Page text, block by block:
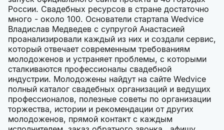
России. Свадебных ресурсов в стране достаточно
много - около 100. Основатели стартапа Wedvice
Владислав Медведев с супругой Анастасией
проанализировали каждый из них и создали сервис,
который отвечает современным требованиям
молодоженов и устраняет проблемы, с которыми
сталкиваются профессионалы свадебной
индустрии. Молодожены найдут на сайте Wedvice
полный каталог свадебных организаций и ведущих
профессионалов, полезные советы по организации
торжества, истории и рекомендации от других
молодоженов, прямой контакт с каждым